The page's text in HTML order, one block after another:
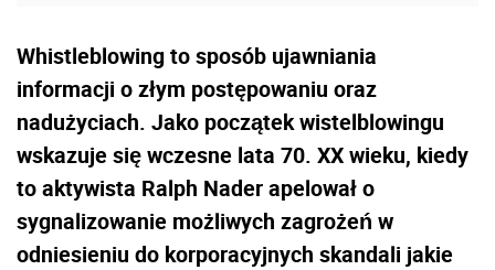
Whistleblowing to sposób ujawniania
informacji o złym postępowaniu oraz
nadużyciach. Jako początek wistelblowingu
wskazuje się wczesne lata 70. XX wieku, kiedy
to aktywista Ralph Nader apelował o
sygnalizowanie możliwych zagrożeń w
odniesieniu do korporacyjnych skandali jakie